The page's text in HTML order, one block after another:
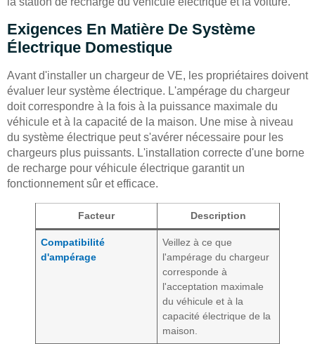
Exigences En Matière De Système
Électrique Domestique
Avant d'installer un chargeur de VE, les propriétaires doivent
évaluer leur système électrique. L'ampérage du chargeur
doit correspondre à la fois à la puissance maximale du
véhicule et à la capacité de la maison. Une mise à niveau
du système électrique peut s'avérer nécessaire pour les
chargeurs plus puissants. L'installation correcte d'une borne
de recharge pour véhicule électrique garantit un
fonctionnement sûr et efficace.
Facteur Description
Compatibilité
d'ampérage
Veillez à ce que
l'ampérage du chargeur
corresponde à
l'acceptation maximale
du véhicule et à la
capacité électrique de la
maison.